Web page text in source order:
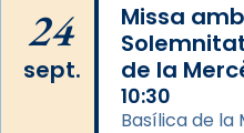
Arquebisbat de
2 weeks ago
Memòria de les
Semproniana,
24
sept.
Missa
de la
10:30
Basílica de la